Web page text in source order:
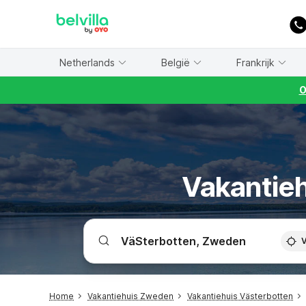
Netherlands België Frankrijk
Home Vakantiehuis Zweden Vakantiehuis Västerbotten